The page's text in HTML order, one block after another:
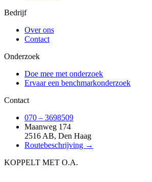
Bedrijf
Over ons
Contact
Onderzoek
Doe mee met onderzoek
Ervaar een benchmarkonderzoek
Contact
070 – 3698509
Maanweg 174
2516 AB, Den Haag
Routebeschrijving →
KOPPELT MET O.A.